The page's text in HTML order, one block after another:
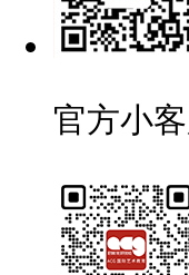
官方小